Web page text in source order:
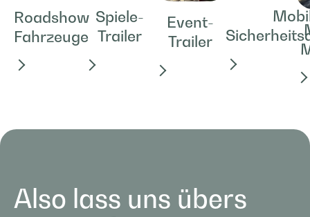
Roadshow
Fahrzeuge
Spiele-
Trailer
Event-
Trailer
Also lass uns übers